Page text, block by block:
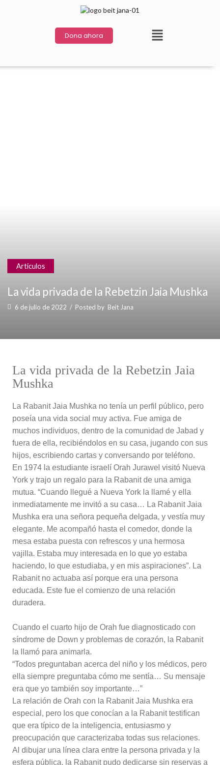
Dona ahora
Articulos
La vida privada de la Rebetzin Jaia Mushka
6 de julio de 2022 / Posted by Beit Jana
La vida privada de la Rebetzin Jaia
Mushka
La Rabanit Jaia Mushka no tenía un perfil público, pero
poseía una vida social muy activa. Fue amiga de
muchos individuos, dentro de la comunidad de Jabad y
fuera de ella, recibiéndolos en su casa, jugando con sus
hijos, escribiendo cartas y conversando por teléfono.
En 1974 la estudiante israelí Orah Jurawel visitó Nueva
York y trajo un regalo para la Rabanit de una amiga
mutua. “Cuando llegué a Nueva York la llamé y ella
inmediatamente me invitó a su casa… La Rabanit Jaia
Mushka era una señora pequeña delgada, y vestía muy
elegante. Me acompañó hasta el comedor, donde la
mesa estaba puesta con refrescos y una hermosa
vajilla. Estaba muy interesada en lo que yo estaba
haciendo, lo que estudiaba, y en mis aspiraciones”. La
Rabanit no actuaba así porque era una persona
educada. Este fue el comienzo de una relación
duradera.
Cuando el cuarto hijo de Orah fue diagnosticado con
síndrome de Down y problemas de corazón, la Rabanit
la llamó para animarla.
“Todos preguntaban acerca del niño y los médicos, pero
ella siempre preguntaba cómo me sentía… Su mensaje
era que yo también soy importante…”
La relación de Orah con la Rabanit Jaia Mushka era
especial, pero los que conocían a la Rabanit testifican
que era típico de la inteligencia, entusiasmo y
preocupación que caracterizaba todas sus relaciones.
Al dibujar una línea clara entre la persona privada y la
esfera pública, la Rabanit pudo dedicarse sin reservas a